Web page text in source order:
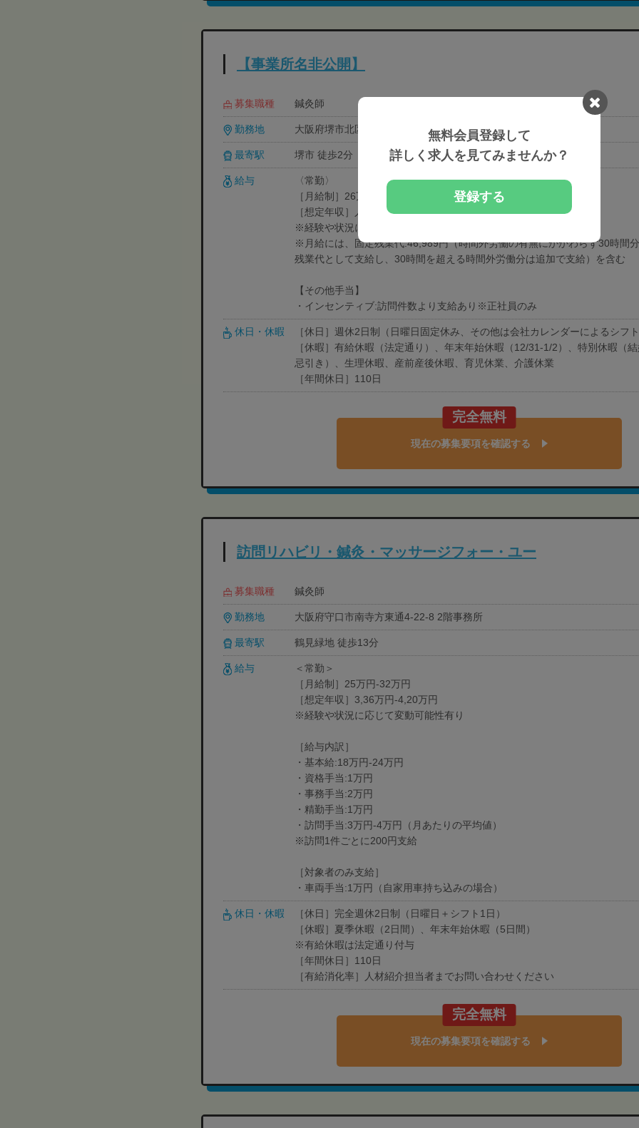
【事業所名非公開】
募集職種 鍼灸師
勤務地 大阪府堺市北区
最寄駅 堺市 徒歩2分
給与
〈常勤〉
［月給制］26万円
［想定年収］人材紹介担当者に問い合わせください。
※経験や状況に応じて変動可能性有り
※月給には、固定残業代:46,989円（時間外労働の有無にかかわらず30時間
残業代として支給し、30時間を超える時間外労働分は追加で支給）を含む
【その他手当】
・インセンティブ:訪問件数より支給あり※正社員のみ
休日・休暇
［休日］週休2日制（日曜日固定休み、その他は会社カレンダーによるシフ
［休暇］有給休暇（法定通り）、年末年始休暇（12/31-1/2）、特別休暇（
忌引き）、生理休暇、産前産後休暇、育児休業、介護休業
［年間休日］110日
完全無料
現在の募集要項を確認する
訪問リハビリ・鍼灸・マッサージフォー・ユー
募集職種 鍼灸師
勤務地 大阪府守口市南寺方東通4-22-8 2階事務所
最寄駅 鶴見緑地 徒歩13分
給与
＜常勤＞
［月給制］25万円-32万円
［想定年収］3,36万円-4,20万円
※経験や状況に応じて変動可能性有り
［給与内訳］
・基本給:18万円-24万円
・資格手当:1万円
・事務手当:2万円
・精勤手当:1万円
・訪問手当:3万円-4万円（月あたりの平均値）
※訪問1件ごとに200円支給
［対象者のみ支給］
・車両手当:1万円（自家用車持ち込みの場合）
休日・休暇
［休日］完全週休2日制（日曜日＋シフト1日）
［休暇］夏季休暇（2日間）、年末年始休暇（5日間）
※有給休暇は法定通り付与
［年間休日］110日
［有給消化率］人材紹介担当者までお問い合わせください
完全無料
現在の募集要項を確認する
無料会員登録して
詳しく求人を見てみませんか？
登録する